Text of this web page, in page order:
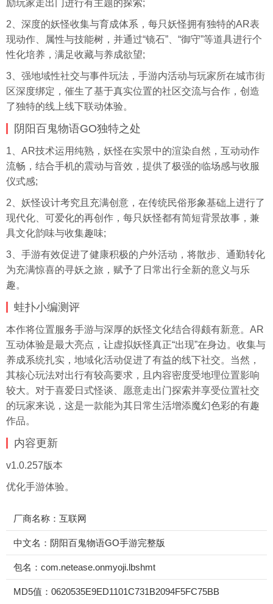
励玩家走出门进行有主题的探索;
2、深度的妖怪收集与育成体系，每只妖怪拥有独特的AR表
现动作、属性与技能树，并通过“镜石”、“御守”等道具进行个
性化培养，满足收藏与养成欲望;
3、强地域性社交与事件玩法，手游内活动与玩家所在城市街
区深度绑定，催生了基于真实位置的社区交流与合作，创造
了独特的线上线下联动体验。
阴阳百鬼物语GO独特之处
1、AR技术运用纯熟，妖怪在实景中的渲染自然，互动动作
流畅，结合手机的震动与音效，提供了极强的临场感与收服
仪式感;
2、妖怪设计考究且充满创意，在传统民俗形象基础上进行了
现代化、可爱化的再创作，每只妖怪都有简短背景故事，兼
具文化韵味与收集趣味;
3、手游有效促进了健康积极的户外活动，将散步、通勤转化
为充满惊喜的寻妖之旅，赋予了日常出行全新的意义与乐
趣。
蛙扑小编测评
本作将位置服务手游与深厚的妖怪文化结合得颇有新意。AR
互动体验是最大亮点，让虚拟妖怪真正“出现”在身边。收集与
养成系统扎实，地域化活动促进了有益的线下社交。当然，
其核心玩法对出行有较高要求，且内容密度受地理位置影响
较大。对于喜爱日式怪谈、愿意走出门探索并享受位置社交
的玩家来说，这是一款能为其日常生活增添魔幻色彩的有趣
作品。
内容更新
v1.0.257版本
优化手游体验。
厂商名称：互联网
中文名：阴阳百鬼物语GO手游完整版
包名：com.netease.onmyoji.lbshmt
MD5值：0620535E9ED1101C731B2094F5FC75BB